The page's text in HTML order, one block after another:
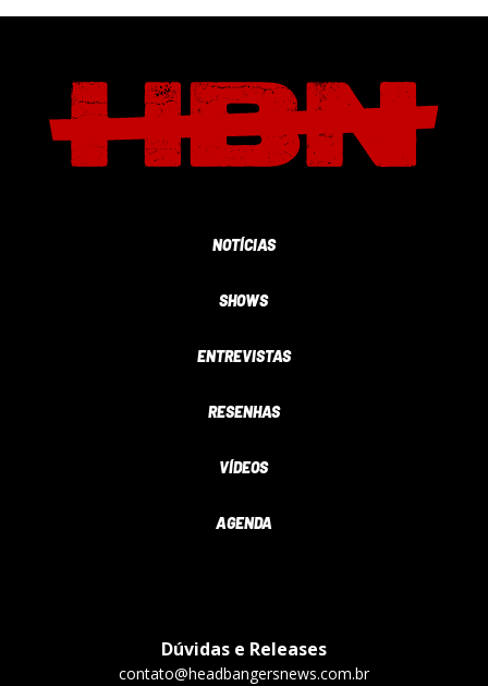
NOTÍCIAS
SHOWS
ENTREVISTAS
RESENHAS
VÍDEOS
AGENDA
Dúvidas e Releases
contato@headbangersnews.com.br